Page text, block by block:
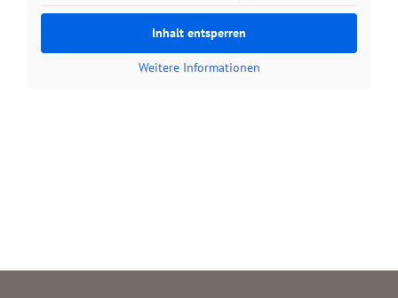
Inhalt entsperren
Weitere Informationen